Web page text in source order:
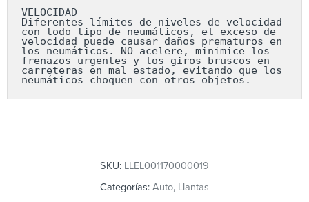
VELOCIDAD
Diferentes límites de niveles de velocidad
con todo tipo de neumáticos, el exceso de
velocidad puede causar daños prematuros en
los neumáticos. NO acelere, minimice los
frenazos urgentes y los giros bruscos en
carreteras en mal estado, evitando que los
neumáticos choquen con otros objetos.
SKU: LLEL001170000019
Categorías: Auto, Llantas